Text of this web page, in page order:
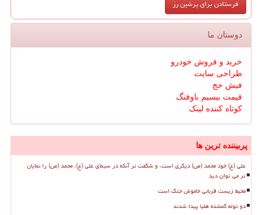
دوستان ما
خرید و فروش خودرو
طراحی سایت
فیش حج
قیمت بیسیم باوفنگ
کوتاه کننده لینک
پربیننده ترین ها
علی (ع) خود محمد (ص) دیگری است، و شگفت تر آنکه در سیمای علی (ع)، محمد (ص) را نمایان
تر می توان دید
محیط زیست قربانی خاموش جنگ است
دو توله گمشده هلیا پیدا شدند